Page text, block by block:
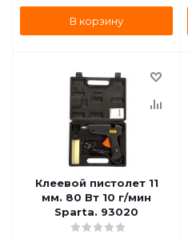
В корзину
Клеевой пистолет 11
мм. 80 Вт 10 г/мин
Sparta. 93020